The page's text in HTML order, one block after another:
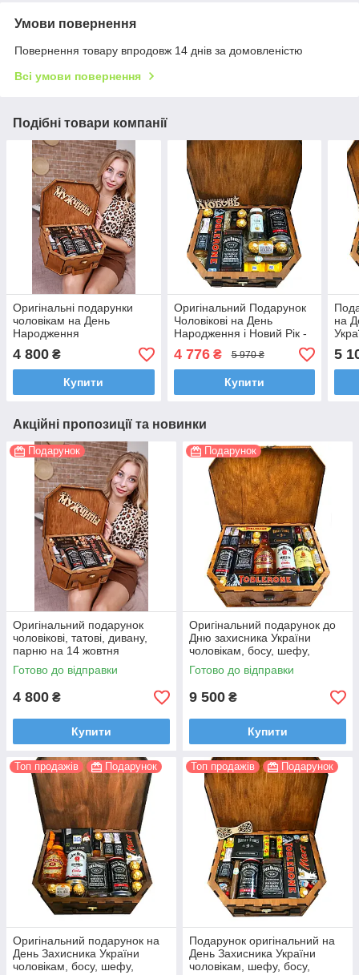
Умови повернення
Повернення товару впродовж 14 днів за домовленістю
Всі умови повернення
Подібні товари компанії
Оригінальні подарунки
чоловікам на День
Народження
4 800 ₴
Купити
Оригінальний Подарунок
Чоловікові на День
Народження і Новий Рік -
чоловіка, босу, хлопцеві,
начальнику
4 776₴ 5 970 ₴
Купити
на
5
Акційні пропозиції та новинки
Подарунок
Оригінальний подарунок
чоловікові, татові, дивану,
парню на 14 жовтня
Готово до відправки
4 800 ₴
Купити
Подарунок
Оригінальний подарунок до
Дню захисника України
чоловікам, босу, шефу,
психотерапевту
Готово до відправки
9 500 ₴
Купити
Топ продажів Подарунок
Оригінальний подарунок на
День Захисника України
чоловікам, босу, шефу,
Топ продажів Подарунок
Подарунок оригінальний на
День Захисника України
чоловікам, шефу, босу,